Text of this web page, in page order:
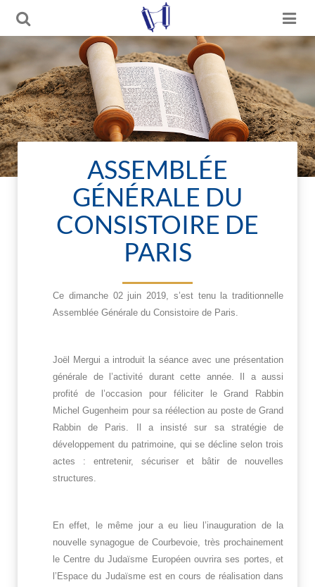
ASSEMBLÉE
GÉNÉRALE DU
CONSISTOIRE DE
PARIS
Ce dimanche 02 juin 2019, s’est tenu la traditionnelle
Assemblée Générale du Consistoire de Paris.
Joël Mergui a introduit la séance avec une présentation
générale de l’activité durant cette année. Il a aussi
profité de l’occasion pour féliciter le Grand Rabbin
Michel Gugenheim pour sa réélection au poste de Grand
Rabbin de Paris. Il a insisté sur sa stratégie de
développement du patrimoine, qui se décline selon trois
actes : entretenir, sécuriser et bâtir de nouvelles
structures.
En effet, le même jour a eu lieu l’inauguration de la
nouvelle synagogue de Courbevoie, très prochainement
le Centre du Judaïsme Européen ouvrira ses portes, et
l’Espace du Judaïsme est en cours de réalisation dans